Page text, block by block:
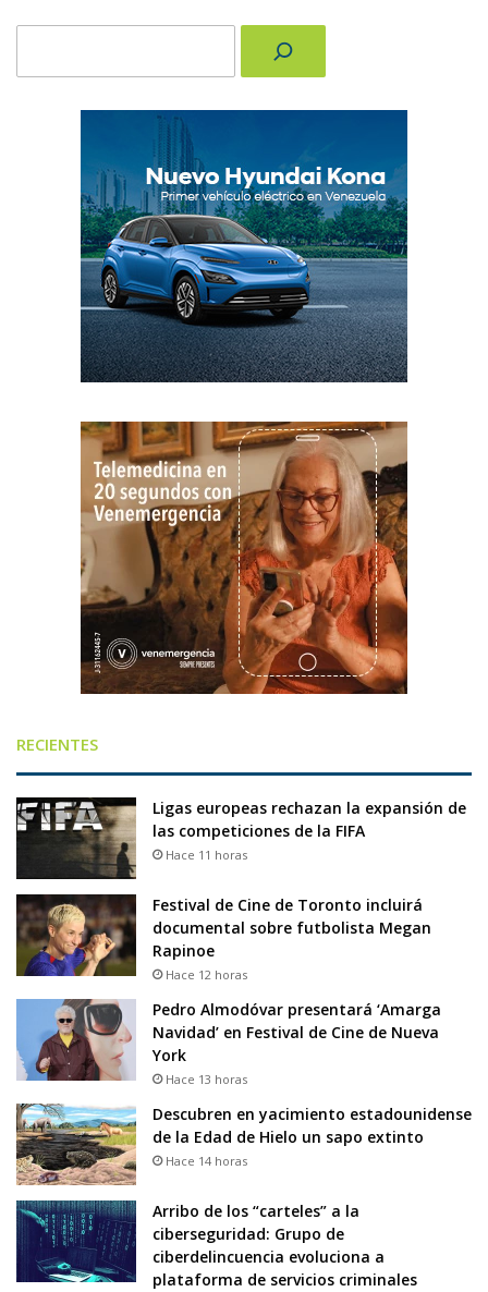
RECIENTES
Ligas europeas rechazan la expansión de
las competiciones de la FIFA
Hace 11 horas
Festival de Cine de Toronto incluirá
documental sobre futbolista Megan
Rapinoe
Hace 12 horas
Pedro Almodóvar presentará ‘Amarga
Navidad’ en Festival de Cine de Nueva
York
Hace 13 horas
Descubren en yacimiento estadounidense
de la Edad de Hielo un sapo extinto
Hace 14 horas
Arribo de los “carteles” a la
ciberseguridad: Grupo de
ciberdelincuencia evoluciona a
plataforma de servicios criminales